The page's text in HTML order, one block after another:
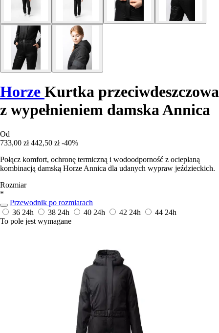
Horze Kurtka przeciwdeszczowa
z wypełnieniem damska Annica
Od
733,00 zł 442,50 zł -40%
Połącz komfort, ochronę termiczną i wodoodporność z ocieplaną
kombinacją damską Horze Annica dla udanych wypraw jeździeckich.
Rozmiar
*
Przewodnik po rozmiarach
36 24h 38 24h 40 24h 42 24h 44 24h
To pole jest wymagane